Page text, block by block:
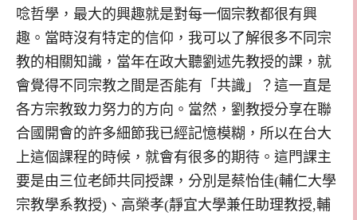
唸哲學，最大的興趣就是對每一個宗教都很有興
趣。當時沒有特定的信仰，我可以了解很多不同宗
教的相關知識，當年在政大聽劉述先教授的課，就
會覺得不同宗教之間是否能有「共識」？這一直是
各方宗教致力努力的方向。當然，劉教授分享在聯
合國開會的許多細節我已經記憶模糊，所以在台大
上這個課程的時候，就會有很多的期待。這門課主
要是由三位老師共同授課，分別是蔡怡佳(輔仁大學
宗教學系教授)、高榮孝(靜宜大學兼任助理教授,輔